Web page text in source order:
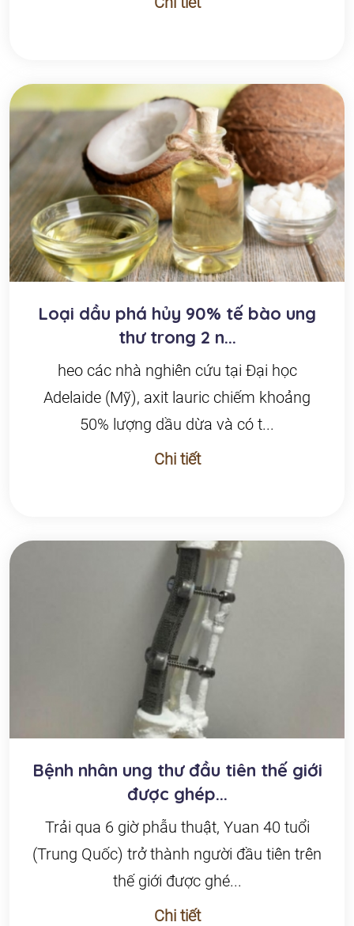
Loại dầu phá hủy 90% tế bào ung
thư trong 2 n...
heo các nhà nghiên cứu tại Đại học
Adelaide (Mỹ), axit lauric chiếm khoảng
50% lượng dầu dừa và có t...
Chi tiết
Bệnh nhân ung thư đầu tiên thế giới
được ghép...
Trải qua 6 giờ phẫu thuật, Yuan 40 tuổi
(Trung Quốc) trở thành người đầu tiên trên
thế giới được ghé...
Chi tiết